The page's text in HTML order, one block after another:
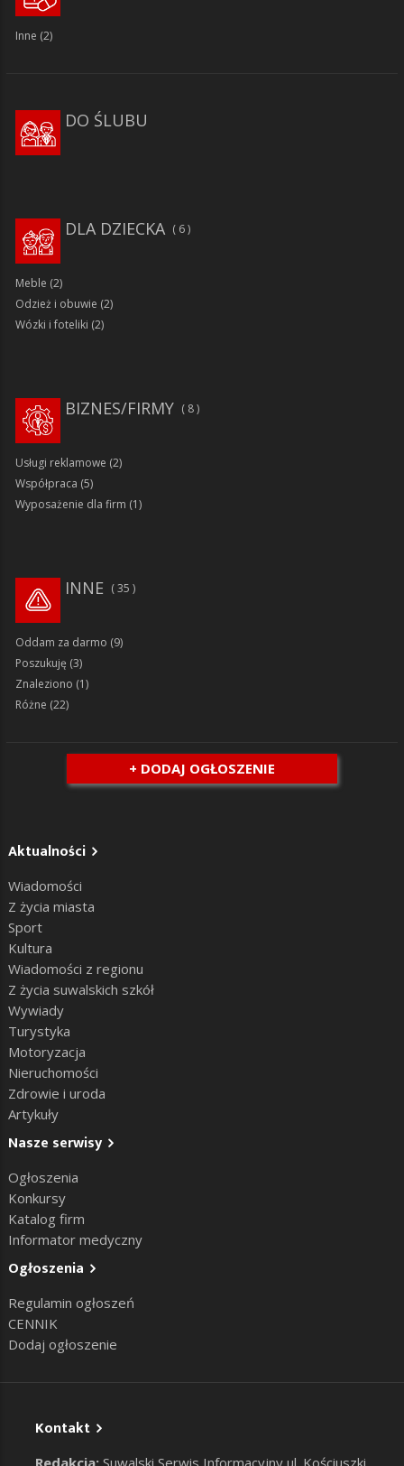
Inne (2)
DO ŚLUBU
6
DLA DZIECKA
Meble (2)
Odzież i obuwie (2)
Wózki i foteliki (2)
8
BIZNES/FIRMY
Usługi reklamowe (2)
Współpraca (5)
Wyposażenie dla firm (1)
35
INNE
Oddam za darmo (9)
Poszukuję (3)
Znaleziono (1)
Różne (22)
+ DODAJ OGŁOSZENIE
Aktualności
Wiadomości
Z życia miasta
Sport
Kultura
Wiadomości z regionu
Z życia suwalskich szkół
Wywiady
Turystyka
Motoryzacja
Nieruchomości
Zdrowie i uroda
Artykuły
Nasze serwisy
Ogłoszenia
Konkursy
Katalog firm
Informator medyczny
Ogłoszenia
Regulamin ogłoszeń
CENNIK
Dodaj ogłoszenie
Kontakt